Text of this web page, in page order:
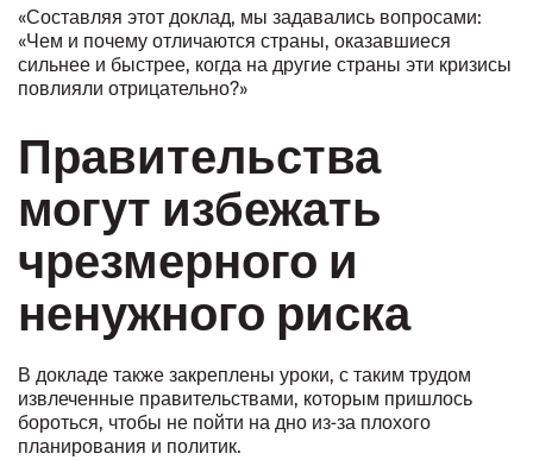
«Составляя этот доклад, мы задавались вопросами:
«Чем и почему отличаются страны, оказавшиеся
сильнее и быстрее, когда на другие страны эти кризисы
повлияли отрицательно?»
Правительства
могут избежать
чрезмерного и
ненужного риска
В докладе также закреплены уроки, с таким трудом
извлеченные правительствами, которым пришлось
бороться, чтобы не пойти на дно из-за плохого
планирования и политик.